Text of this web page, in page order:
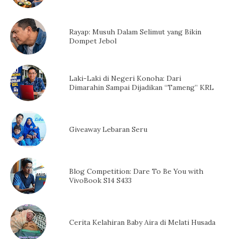
Rayap: Musuh Dalam Selimut yang Bikin
Dompet Jebol
Laki-Laki di Negeri Konoha: Dari
Dimarahin Sampai Dijadikan “Tameng” KRL
Giveaway Lebaran Seru
Blog Competition: Dare To Be You with
VivoBook S14 S433
Cerita Kelahiran Baby Aira di Melati Husada